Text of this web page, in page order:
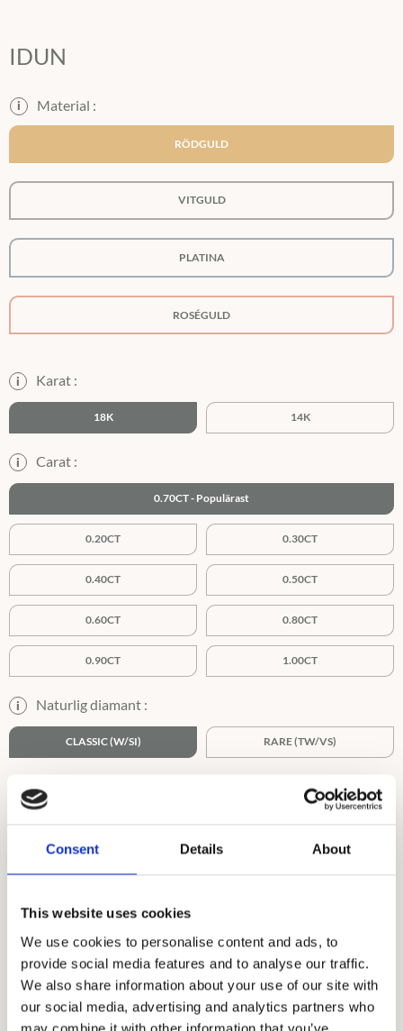
Consent Details About
This website uses cookies
We use cookies to personalise content and ads, to
provide social media features and to analyse our traffic.
We also share information about your use of our site with
our social media, advertising and analytics partners who
may combine it with other information that you’ve
IDUN
RÖDGULD
i
VITGULD
PLATINA
ROSÉGULD
i Karat :
18K 14K
i Carat :
0.70CT
0.20CT 0.30CT
0.40CT 0.50CT
0.60CT 0.80CT
0.90CT 1.00CT
i Naturlig diamant :
CLASSIC (W/SI) RARE (TW/VS)